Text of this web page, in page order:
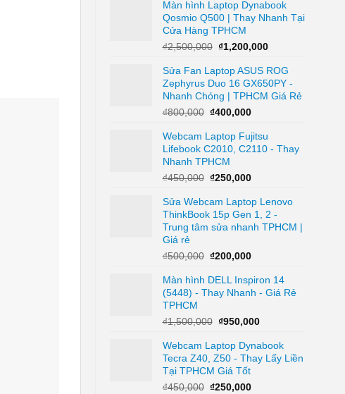
₫250,000.là:
₫150,000.
Màn hình Laptop Dynabook
Qosmio Q500 | Thay Nhanh Tại
Cửa Hàng TPHCM
₫2,500,000 Giá
là:
₫2,500,000.
₫1,200,000Giá
tại
là:
₫1,200,000.
Sửa Fan Laptop ASUS ROG
Zephyrus Duo 16 GX650PY -
Nhanh Chóng | TPHCM Giá Rẻ
₫800,000 Giá
là:
₫800,000.
₫400,000Giá
tại
là:
Webcam Laptop Fujitsu
Lifebook C2010, C2110 - Thay
Nhanh TPHCM
₫450,000 Giá
là:
₫450,000.
₫250,000Giá
tại
là:
₫250,000.
Sửa Webcam Laptop Lenovo
ThinkBook 15p Gen 1, 2 -
Trung tâm sửa nhanh TPHCM |
Giá rẻ
₫500,000 Giá
là:
₫500,000.
₫200,000Giá
tại
là:
Màn hình DELL Inspiron 14
(5448) - Thay Nhanh - Giá Rẻ
TPHCM
₫1,500,000 Giá
là:
₫1,500,000.
₫950,000Giá
tại
là:
Webcam Laptop Dynabook
Tecra Z40, Z50 - Thay Lấy Liền
Tại TPHCM Giá Tốt
₫450,000 Giá
₫250,000Giá